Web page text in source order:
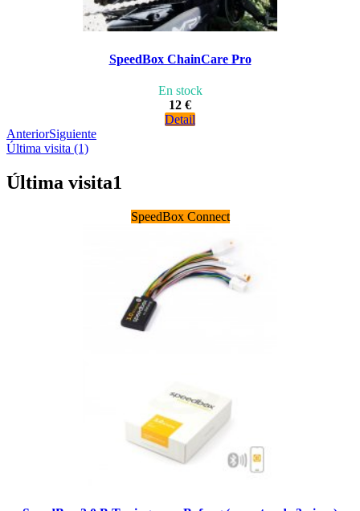
SpeedBox ChainCare Pro
En stock
12 €
Detail
AnteriorSiguiente
Última visita (1)
Última visita1
SpeedBox Connect